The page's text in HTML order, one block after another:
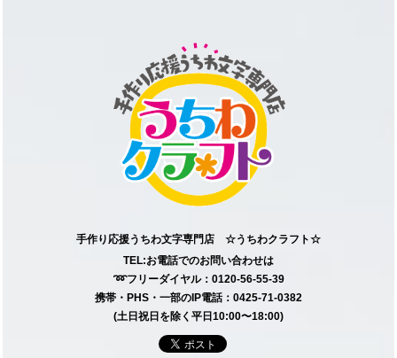
手作り応援うちわ文字専門店 ☆うちわクラフト☆
TEL:お電話でのお問い合わせは
➿フリーダイヤル：0120-56-55-39
携帯・PHS・一部のIP電話：0425-71-0382
(土日祝日を除く平日10:00〜18:00)